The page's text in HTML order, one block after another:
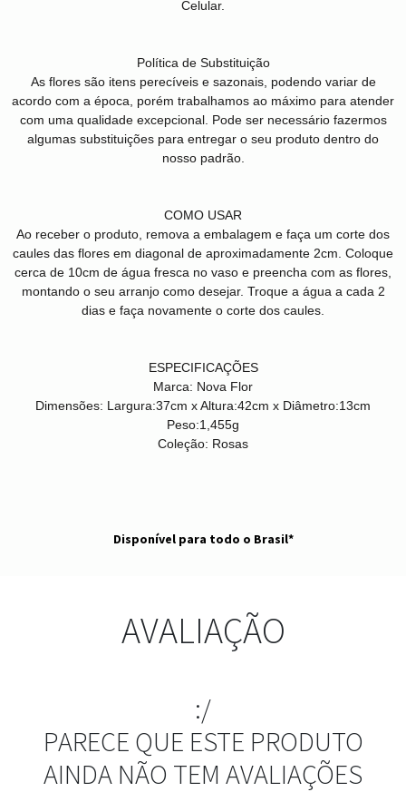
Celular.
Política de Substituição
As flores são itens perecíveis e sazonais, podendo variar de
acordo com a época, porém trabalhamos ao máximo para atender
com uma qualidade excepcional. Pode ser necessário fazermos
algumas substituições para entregar o seu produto dentro do
nosso padrão.
COMO USAR
Ao receber o produto, remova a embalagem e faça um corte dos
caules das flores em diagonal de aproximadamente 2cm. Coloque
cerca de 10cm de água fresca no vaso e preencha com as flores,
montando o seu arranjo como desejar. Troque a água a cada 2
dias e faça novamente o corte dos caules.
ESPECIFICAÇÕES
Marca: Nova Flor
Dimensões: Largura:37cm x Altura:42cm x Diâmetro:13cm
Peso:1,455g
Coleção: Rosas
Disponível para todo o Brasil*
AVALIAÇÃO
:/
PARECE QUE ESTE PRODUTO
AINDA NÃO TEM AVALIAÇÕES